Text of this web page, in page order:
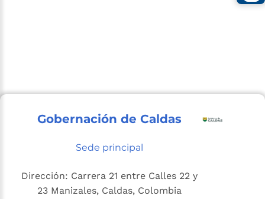
Gobernación de Caldas
Sede principal
Dirección: Carrera 21 entre Calles 22 y
23 Manizales, Caldas, Colombia